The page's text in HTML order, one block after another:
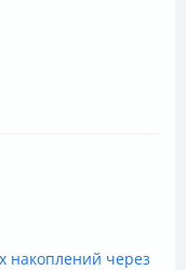
накоплений через